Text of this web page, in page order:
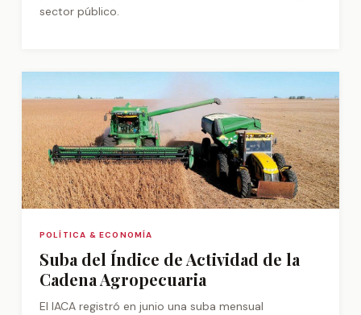
sector público.
POLÍTICA & ECONOMÍA
Suba del Índice de Actividad de la
Cadena Agropecuaria
El IACA registró en junio una suba mensual